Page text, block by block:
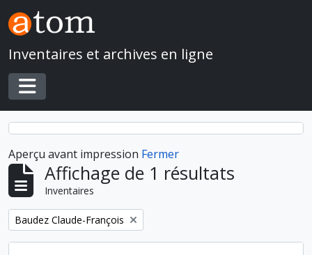
Skip to main content
Inventaires et archives en ligne
Toggle navigation
Aperçu avant impression Fermer
Affichage de 1 résultats
Inventaires
Remove filter:
Baudez Claude-François